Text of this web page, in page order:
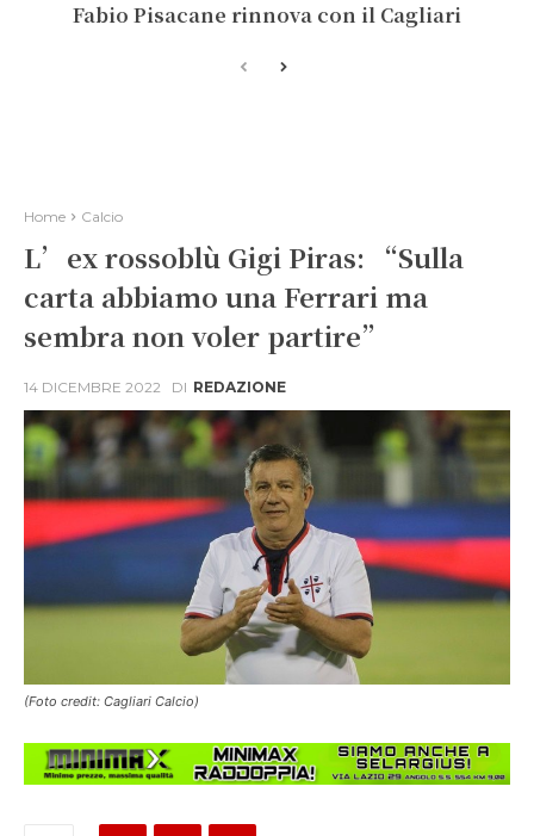
Fabio Pisacane rinnova con il Cagliari